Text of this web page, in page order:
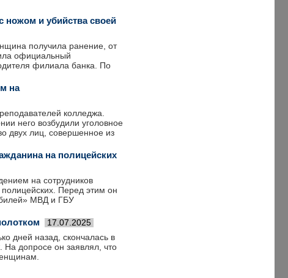
ножом и убийства своей
получила ранение, от
официальный
филиала банка. По
на
колледжа.
него возбудили уголовное
двух лиц, совершенное из
на полицейских
на сотрудников
Перед этим он
МВД и ГБУ
17.07.2025
дней назад, скончалась в
На допросе он заявлял, что